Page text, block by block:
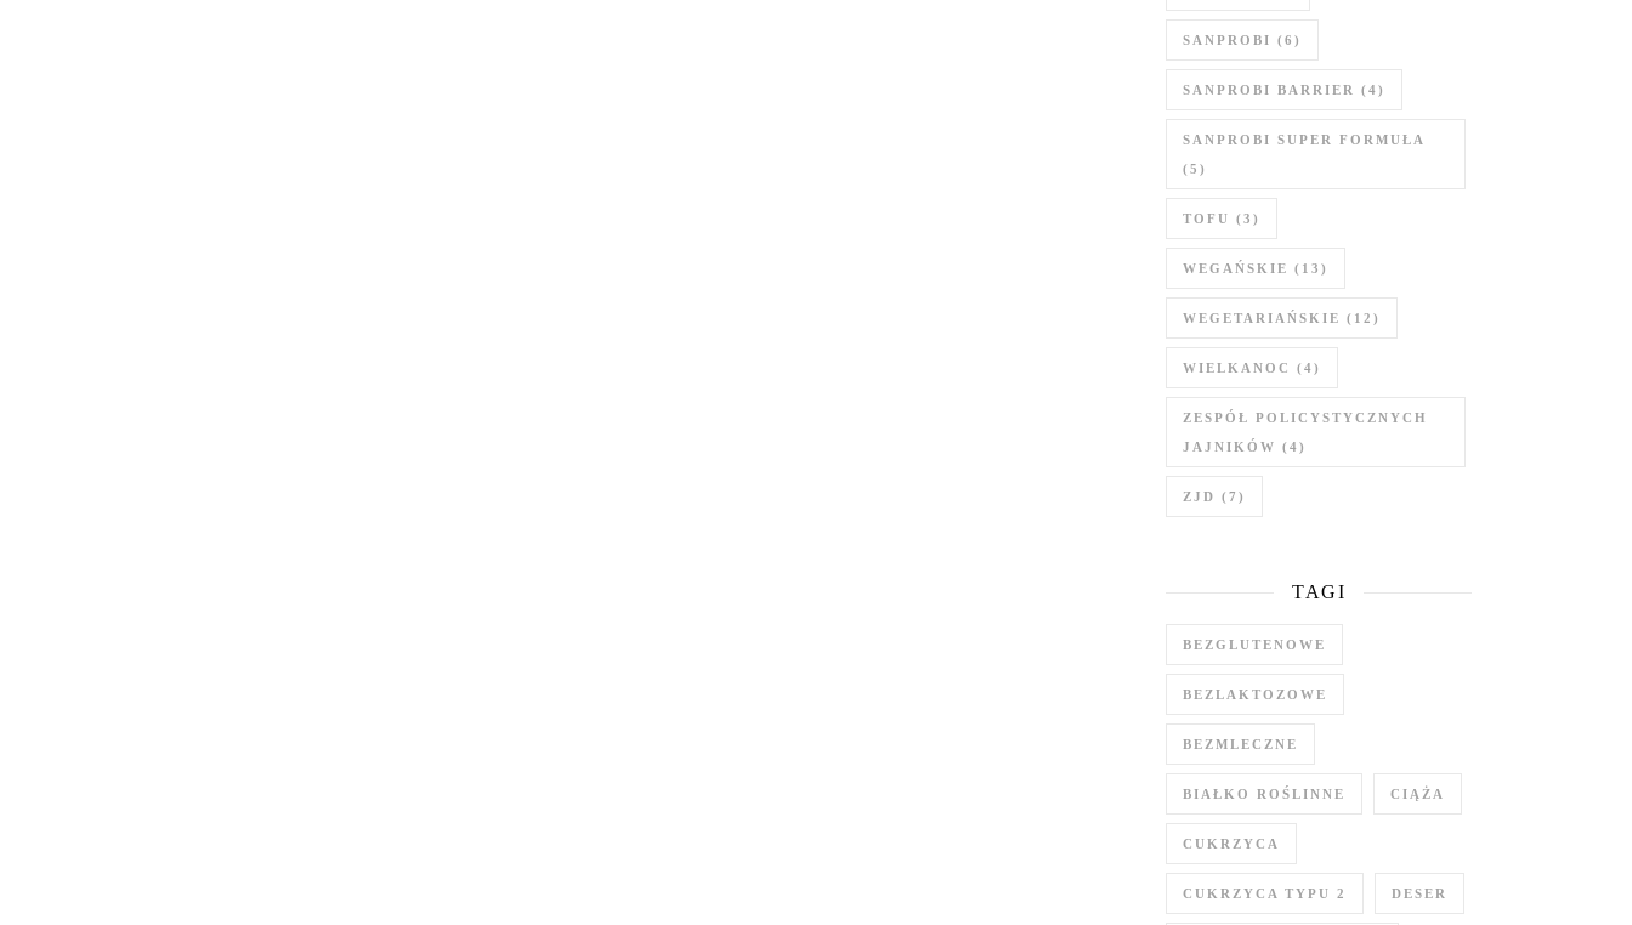
SANPROBI (6)
SANPROBI BARRIER (4)
SANPROBI SUPER FORMUŁA
(5)
TOFU (3)
WEGAŃSKIE (13)
WEGETARIAŃSKIE (12)
WIELKANOC (4)
ZESPÓŁ POLICYSTYCZNYCH
JAJNIKÓW (4)
ZJD (7)
TAGI
BEZGLUTENOWE
BEZLAKTOZOWE
BEZMLECZNE
BIAŁKO ROŚLINNE CIĄŻA
CUKRZYCA
CUKRZYCA TYPU 2 DESER